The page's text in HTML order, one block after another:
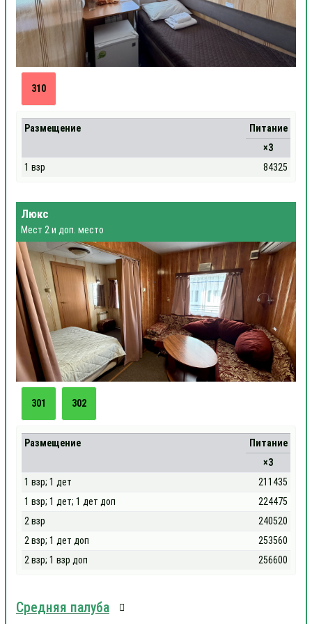
310
Размещение
Питание
×3
1 взр
84325
Люкс
Мест 2 и доп. место
301 302
Размещение
Питание
×3
1 взр; 1 дет
211435
1 взр; 1 дет; 1 дет доп
224475
2 взр
240520
2 взр; 1 дет доп
253560
2 взр; 1 взр доп
256600
Средняя палуба